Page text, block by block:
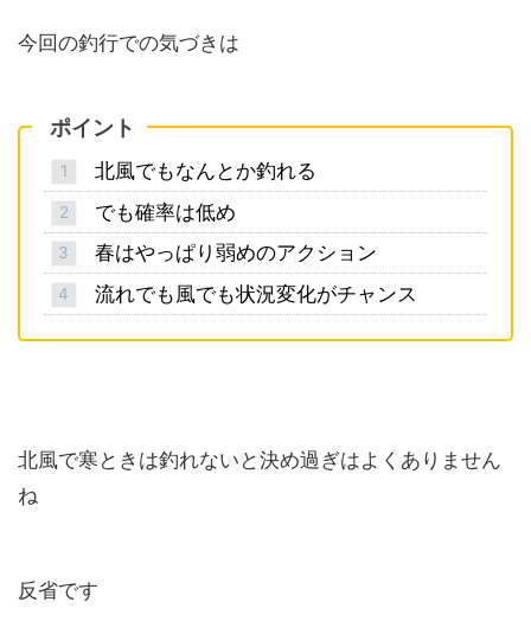
今回の釣行での気づきは
ポイント
北風でもなんとか釣れる
でも確率は低め
春はやっぱり弱めのアクション
流れでも風でも状況変化がチャンス
北風で寒ときは釣れないと決め過ぎはよくありません
ね
反省です